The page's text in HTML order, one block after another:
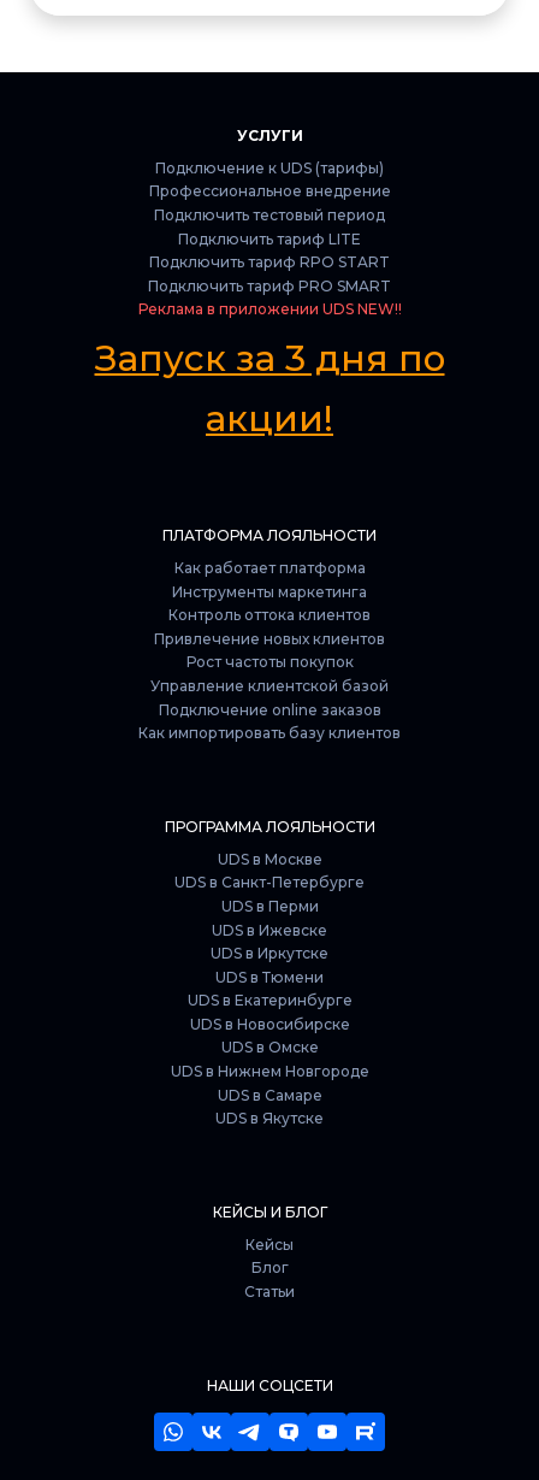
УСЛУГИ
Подключение к UDS (тарифы)
Профессиональное внедрение
Подключить тестовый период
Подключить тариф LITE
Подключить тариф RPO START
Подключить тариф PRO SMART
Реклама в приложении UDS NEW!!
Запуск за 3 дня по
акции!
ПЛАТФОРМА ЛОЯЛЬНОСТИ
Как работает платформа
Инструменты маркетинга
Контроль оттока клиентов
Привлечение новых клиентов
Рост частоты покупок
Управление клиентской базой
Подключение online заказов
Как импортировать базу клиентов
ПРОГРАММА ЛОЯЛЬНОСТИ
UDS в Москве
UDS в Санкт-Петербурге
UDS в Перми
UDS в Ижевске
UDS в Иркутске
UDS в Тюмени
UDS в Екатеринбурге
UDS в Новосибирске
UDS в Омске
UDS в Нижнем Новгороде
UDS в Самаре
UDS в Якутске
КЕЙСЫ И БЛОГ
Кейсы
Блог
Статьи
НАШИ СОЦСЕТИ